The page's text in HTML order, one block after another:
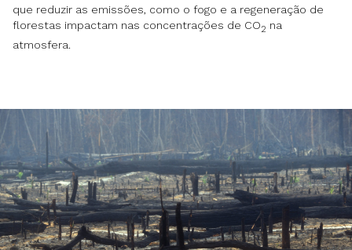
que reduzir as emissões, como o fogo e a regeneração de
florestas impactam nas concentrações de CO2 na
atmosfera.